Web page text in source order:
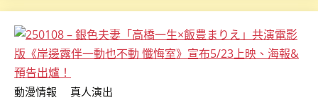
動漫情報 真人演出